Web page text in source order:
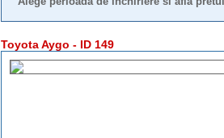
Toyota Aygo - ID 149